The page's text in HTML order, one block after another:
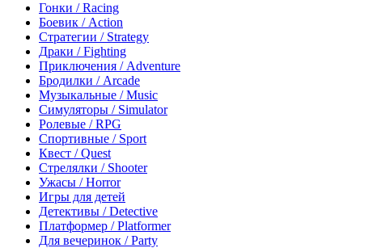
Гонки / Racing
Боевик / Action
Стратегии / Strategy
Драки / Fighting
Приключения / Adventure
Бродилки / Arcade
Музыкальные / Music
Симуляторы / Simulator
Ролевые / RPG
Спортивные / Sport
Квест / Quest
Стрелялки / Shooter
Ужасы / Horror
Игры для детей
Детективы / Detective
Платформер / Platformer
Для вечеринок / Party